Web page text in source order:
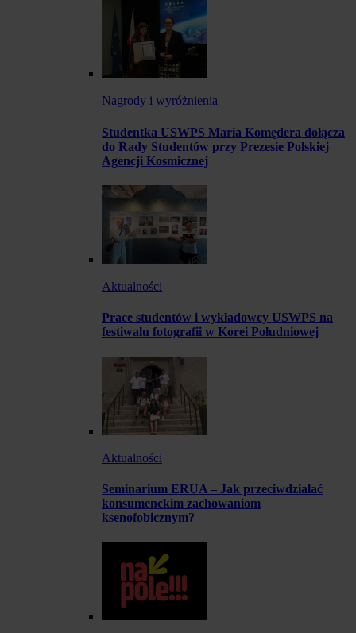
Nagrody i wyróżnienia
Studentka USWPS Maria Komędera dołącza
do Rady Studentów przy Prezesie Polskiej
Agencji Kosmicznej
Aktualności
Prace studentów i wykładowcy USWPS na
festiwalu fotografii w Korei Południowej
Aktualności
Seminarium ERUA – Jak przeciwdziałać
konsumenckim zachowaniom
ksenofobicznym?